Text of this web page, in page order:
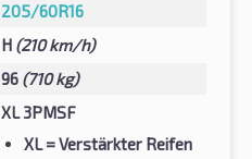
205/60R16
H (210 km/h)
96 (710 kg)
XL 3PMSF
XL= Verstärkter Reifen